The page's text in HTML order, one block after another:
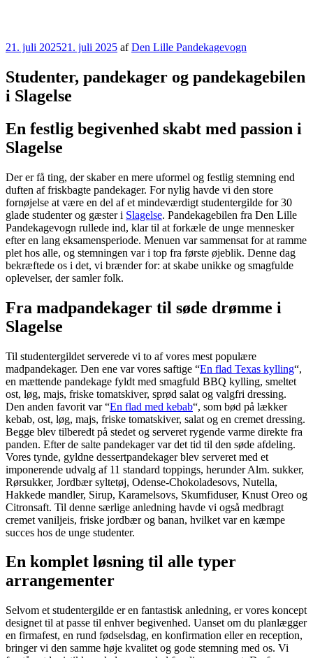
Udgivet
21. juli 202521. juli 2025 afDen Lille Pandekagevogn
Studenter, pandekager og pandekagebilen
i Slagelse
En festlig begivenhed skabt med passion i
Slagelse
Der er få ting, der skaber en mere uformel og festlig stemning end
duften af friskbagte pandekager. For nylig havde vi den store
fornøjelse at være en del af et mindeværdigt studentergilde for 30
glade studenter og gæster i Slagelse. Pandekagebilen fra Den Lille
Pandekagevogn rullede ind, klar til at forkæle de unge mennesker
efter en lang eksamensperiode. Menuen var sammensat for at ramme
plet hos alle, og stemningen var i top fra første øjeblik. Denne dag
bekræftede os i det, vi brænder for: at skabe unikke og smagfulde
oplevelser, der samler folk.
Fra madpandekager til søde drømme i
Slagelse
Til studentergildet serverede vi to af vores mest populære
madpandekager. Den ene var vores saftige “En flad Texas kylling“,
en mættende pandekage fyldt med smagfuld BBQ kylling, smeltet
ost, løg, majs, friske tomatskiver, sprød salat og valgfri dressing.
Den anden favorit var “En flad med kebab“, som bød på lækker
kebab, ost, løg, majs, friske tomatskiver, salat og en cremet dressing.
Begge blev tilberedt på stedet og serveret rygende varme direkte fra
panden. Efter de salte pandekager var det tid til den søde afdeling.
Vores tynde, gyldne dessertpandekager blev serveret med et
imponerende udvalg af 11 standard toppings, herunder Alm. sukker,
Rørsukker, Jordbær syltetøj, Odense-Chokoladesovs, Nutella,
Hakkede mandler, Sirup, Karamelsovs, Skumfiduser, Knust Oreo og
Citronsaft. Til denne særlige anledning havde vi også medbragt
cremet vaniljeis, friske jordbær og banan, hvilket var en kæmpe
succes hos de unge studenter.
En komplet løsning til alle typer
arrangementer
Selvom et studentergilde er en fantastisk anledning, er vores koncept
designet til at passe til enhver begivenhed. Uanset om du planlægger
en firmafest, en rund fødselsdag, en konfirmation eller en reception,
bringer vi den samme høje kvalitet og gode stemning med os. Vi